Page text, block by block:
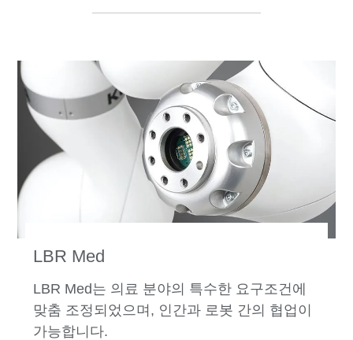
LBR Med
LBR Med는 의료 분야의 특수한 요구조건에
맞춤 조정되었으며, 인간과 로봇 간의 협업이
가능합니다.